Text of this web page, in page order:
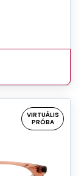
VIRTUÁLIS
PRÓBA